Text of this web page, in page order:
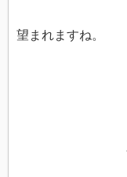
望まれますね。